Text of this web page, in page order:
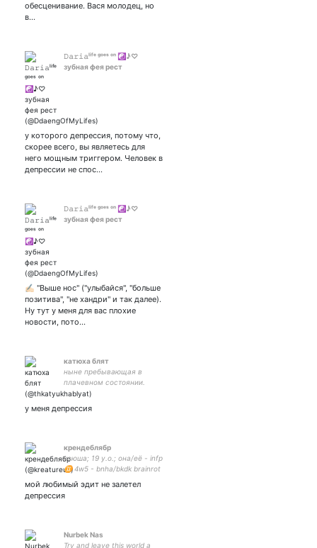
обесценивание. Вася молодец, но
в…
𝙳𝚊𝚛𝚒𝚊ˡⁱᶠᵉ ᵍᵒᵉˢ ᵒⁿ ☯♪♡︎
зубная фея рест
у которого депрессия, потому что,
скорее всего, вы являетесь для
него мощным триггером. Человек в
депрессии не спос…
𝙳𝚊𝚛𝚒𝚊ˡⁱᶠᵉ ᵍᵒᵉˢ ᵒⁿ ☯♪♡︎
зубная фея рест
✍🏻 "Выше нос" ("улыбайся", "больше
позитива", "не хандри" и так далее).
Ну тут у меня для вас плохие
новости, пото…
катюха блят
ныне пребывающая в
плачевном состоянии.
собрание тревог и
человека. приват-
у меня депрессия
крендеблябр
ксюша; 19 y.o.; она/её - infp
♊ 4w5 - bnha/bkdk brainrot
мой любимый эдит не залетел
депрессия
Nurbek Nas
Try and leave this world a